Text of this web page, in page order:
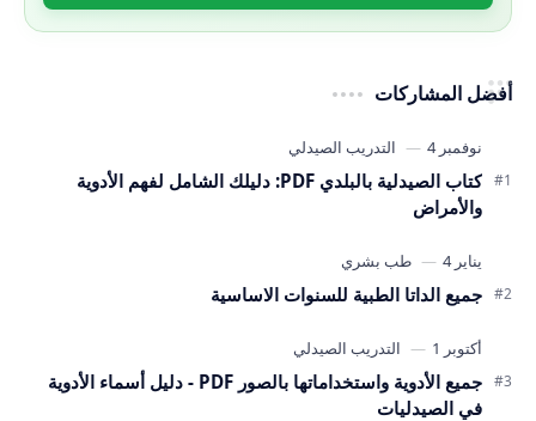
أفضل المشاركات
كتاب الصيدلية بالبلدي PDF: دليلك الشامل لفهم الأدوية
والأمراض
جميع الداتا الطبية للسنوات الاساسية
جميع الأدوية واستخداماتها بالصور PDF - دليل أسماء الأدوية
في الصيدليات